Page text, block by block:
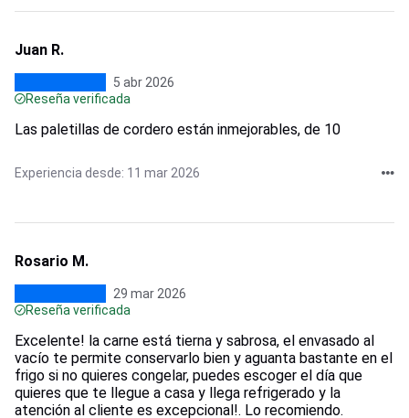
Juan R.
5 abr 2026
Reseña verificada
Las paletillas de cordero están inmejorables, de 10
Experiencia desde: 11 mar 2026
Rosario M.
29 mar 2026
Reseña verificada
Excelente! la carne está tierna y sabrosa, el envasado al
vacío te permite conservarlo bien y aguanta bastante en el
frigo si no quieres congelar, puedes escoger el día que
quieres que te llegue a casa y llega refrigerado y la
atención al cliente es excepcional!. Lo recomiendo.